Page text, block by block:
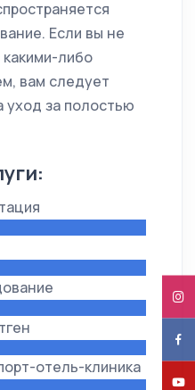
Если вы не
какими-либо
вам следует
уход за полостью
отель-клиника